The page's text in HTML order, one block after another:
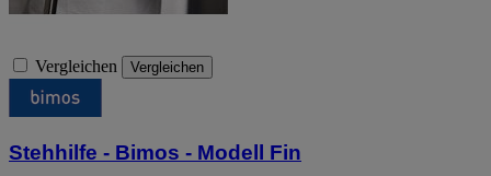
Vergleichen Vergleichen
Stehhilfe - Bimos - Modell Fin